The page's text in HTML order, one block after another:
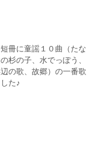
冊に童謡１０曲（たな
杉の子、水でっぽう、
の歌、故郷）の一番歌
した♪